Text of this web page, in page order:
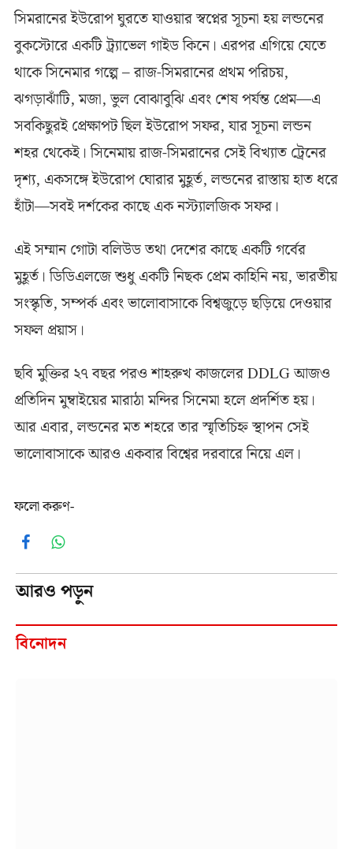
সিমরানের ইউরোপ ঘুরতে যাওয়ার স্বপ্নের সূচনা হয় লন্ডনের
বুকস্টোরে একটি ট্র্যাভেল গাইড কিনে। এরপর এগিয়ে যেতে
থাকে সিনেমার গল্পে – রাজ-সিমরানের প্রথম পরিচয়,
ঝগড়াঝাঁটি, মজা, ভুল বোঝাবুঝি এবং শেষ পর্যন্ত প্রেম—এ
সবকিছুরই প্রেক্ষাপট ছিল ইউরোপ সফর, যার সূচনা লন্ডন
শহর থেকেই। সিনেমায় রাজ-সিমরানের সেই বিখ্যাত ট্রেনের
দৃশ্য, একসঙ্গে ইউরোপ ঘোরার মুহূর্ত, লন্ডনের রাস্তায় হাত ধরে
হাঁটা—সবই দর্শকের কাছে এক নস্ট্যালজিক সফর।
এই সম্মান গোটা বলিউড তথা দেশের কাছে একটি গর্বের
মুহূর্ত। ডিডিএলজে শুধু একটি নিছক প্রেম কাহিনি নয়, ভারতীয়
সংস্কৃতি, সম্পর্ক এবং ভালোবাসাকে বিশ্বজুড়ে ছড়িয়ে দেওয়ার
সফল প্রয়াস।
ছবি মুক্তির ২৭ বছর পরও শাহরুখ কাজলের DDLG আজও
প্রতিদিন মুম্বাইয়ের মারাঠা মন্দির সিনেমা হলে প্রদর্শিত হয়।
আর এবার, লন্ডনের মত শহরে তার স্মৃতিচিহ্ন স্থাপন সেই
ভালোবাসাকে আরও একবার বিশ্বের দরবারে নিয়ে এল।
ফলো করুণ-
FacebookWhatsApp
আরও পড়ুন
বিনোদন